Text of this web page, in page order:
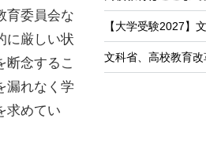
育委員会な
に厳しい状
断念するこ
漏れなく学
求めてい